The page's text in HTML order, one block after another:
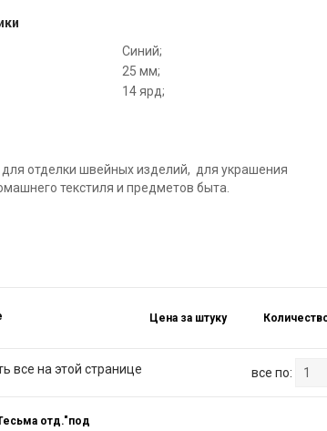
Синий;
25 мм;
14 ярд;
отделки швейных изделий, для украшения
текстиля и предметов быта.
Цена за штуку
все на этой странице все по:
отд."под